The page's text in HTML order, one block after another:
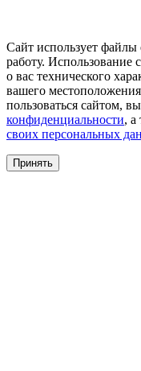
Сайт использует файлы
работу. Использование
о вас технического
вашего
пользоваться сайтом,
конфиденциальности, а
своих персональных
Принять